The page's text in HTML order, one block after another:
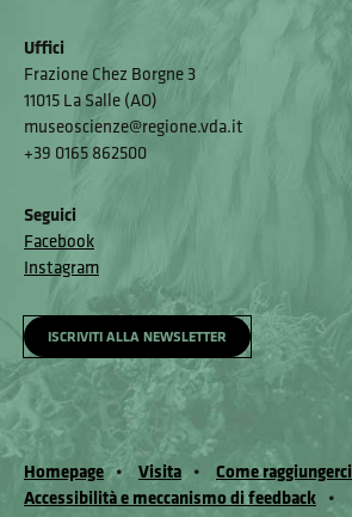
Uffici
Frazione Chez Borgne 3
11015 La Salle (AO)
museoscienze@regione.vda.it
+39 0165 862500
Seguici
Facebook
Instagram
ISCRIVITI ALLA NEWSLETTER
Homepage Visita
Come raggiungerci
Accessibilità e meccanismo di feedback